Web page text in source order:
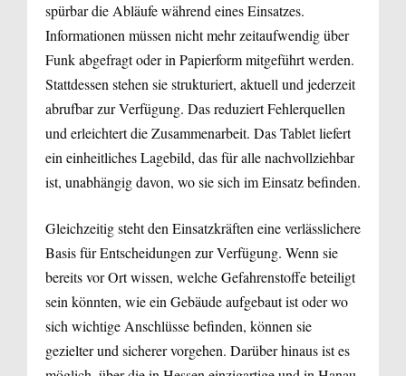
spürbar die Abläufe während eines Einsatzes.
Informationen müssen nicht mehr zeitaufwendig über
Funk abgefragt oder in Papierform mitgeführt werden.
Stattdessen stehen sie strukturiert, aktuell und jederzeit
abrufbar zur Verfügung. Das reduziert Fehlerquellen
und erleichtert die Zusammenarbeit. Das Tablet liefert
ein einheitliches Lagebild, das für alle nachvollziehbar
ist, unabhängig davon, wo sie sich im Einsatz befinden.
Gleichzeitig steht den Einsatzkräften eine verlässlichere
Basis für Entscheidungen zur Verfügung. Wenn sie
bereits vor Ort wissen, welche Gefahrenstoffe beteiligt
sein könnten, wie ein Gebäude aufgebaut ist oder wo
sich wichtige Anschlüsse befinden, können sie
gezielter und sicherer vorgehen. Darüber hinaus ist es